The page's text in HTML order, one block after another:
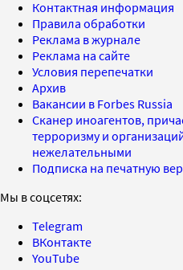
Контактная информация
Правила обработки
Реклама в журнале
Реклама на сайте
Условия перепечатки
Архив
Вакансии в Forbes Russia
Сканер иноагентов,
терроризму и
нежелательными
Подписка на печатную
Мы в соцсетях:
Telegram
ВКонтакте
YouTube